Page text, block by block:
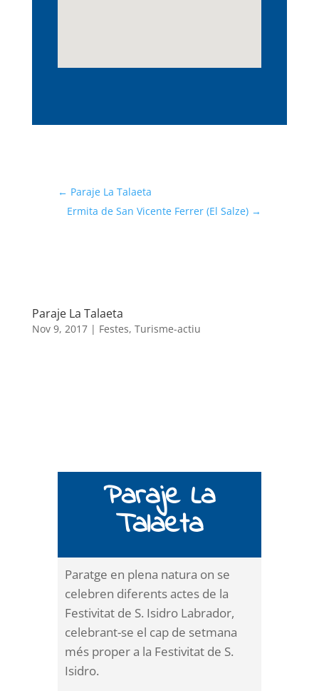
← Paraje La Talaeta
Ermita de San Vicente Ferrer (El Salze) →
Paraje La Talaeta
Nov 9, 2017| Festes, Turisme-actiu
Paraje La
Talaeta
Paratge en plena natura on se
celebren diferents actes de la
Festivitat de S. Isidro Labrador,
celebrant-se el cap de setmana
més proper a la Festivitat de S.
Isidro.